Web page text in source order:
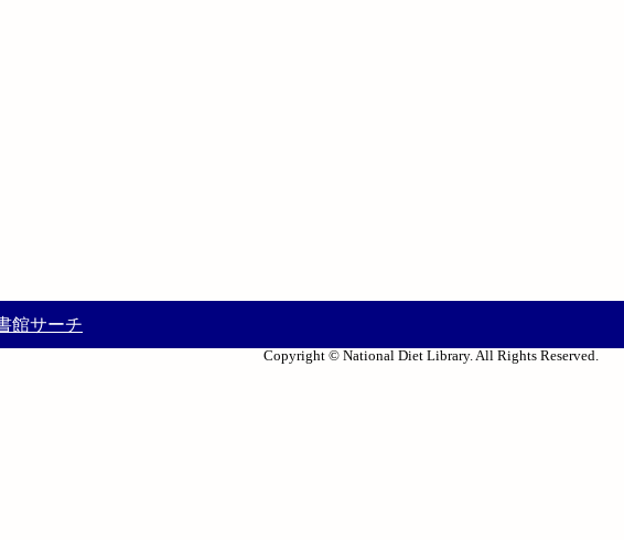
館サーチ
Copyright © National Diet Library. All Rights Reserved.